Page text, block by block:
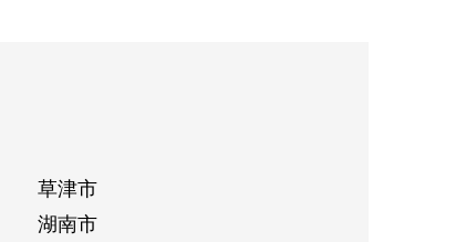
草津市
湖南市